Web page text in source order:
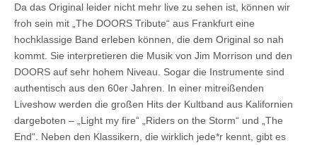
Da das Original leider nicht mehr live zu sehen ist, können wir
froh sein mit „The DOORS Tribute“ aus Frankfurt eine
hochklassige Band erleben können, die dem Original so nah
kommt. Sie interpretieren die Musik von Jim Morrison und den
DOORS auf sehr hohem Niveau. Sogar die Instrumente sind
authentisch aus den 60er Jahren. In einer mitreißenden
Liveshow werden die großen Hits der Kultband aus Kalifornien
dargeboten – „Light my fire“ „Riders on the Storm“ und „The
End“. Neben den Klassikern, die wirklich jede*r kennt, gibt es